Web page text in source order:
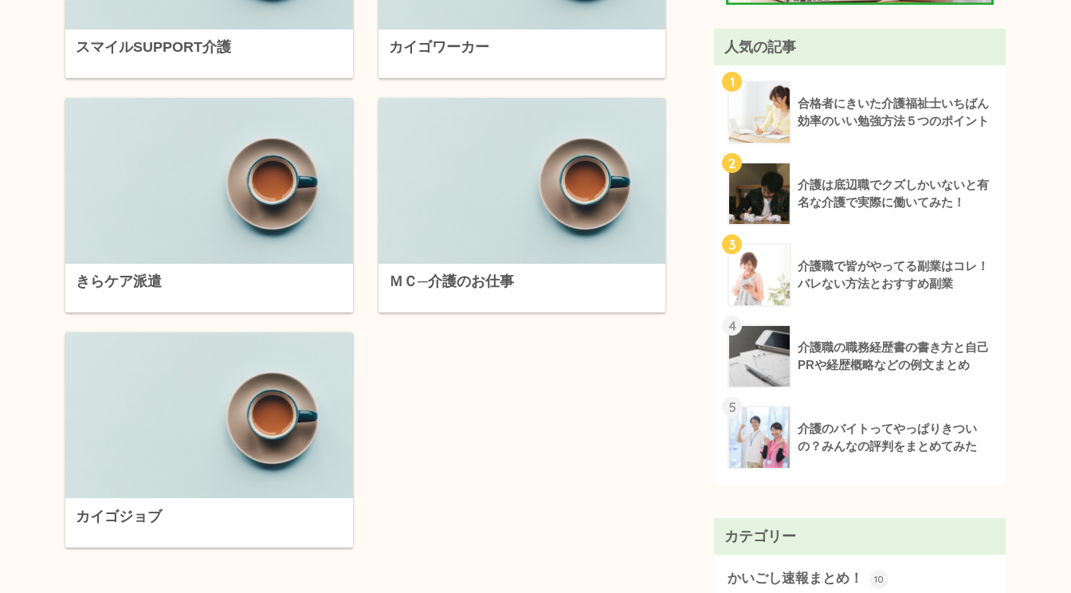
スマイルSUPPORT介護 カイゴワーカー
きらケア派遣 ＭＣ─介護のお仕事
カイゴジョブ
人気の記事
1
合格者にきいた介護福祉士いちばん
効率のいい勉強方法５つのポイント
2
介護は底辺職でクズしかいないと有
名な介護で実際に働いてみた！
3
介護職で皆がやってる副業はコレ！
バレない方法とおすすめ副業
4
介護職の職務経歴書の書き方と自己
PRや経歴概略などの例文まとめ
5
介護のバイトってやっぱりきつい
の？みんなの評判をまとめてみた
カテゴリー
かいごし速報まとめ！ 10